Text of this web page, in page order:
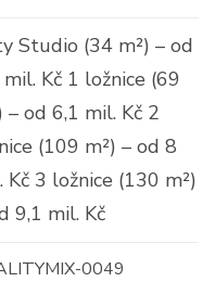
Studio (34 m²) – od
Kč 1 ložnice (69
– od 6,1 mil. Kč 2
(109 m²) – od 8
Kč 3 ložnice (130 m²)
9,1 mil. Kč
0049